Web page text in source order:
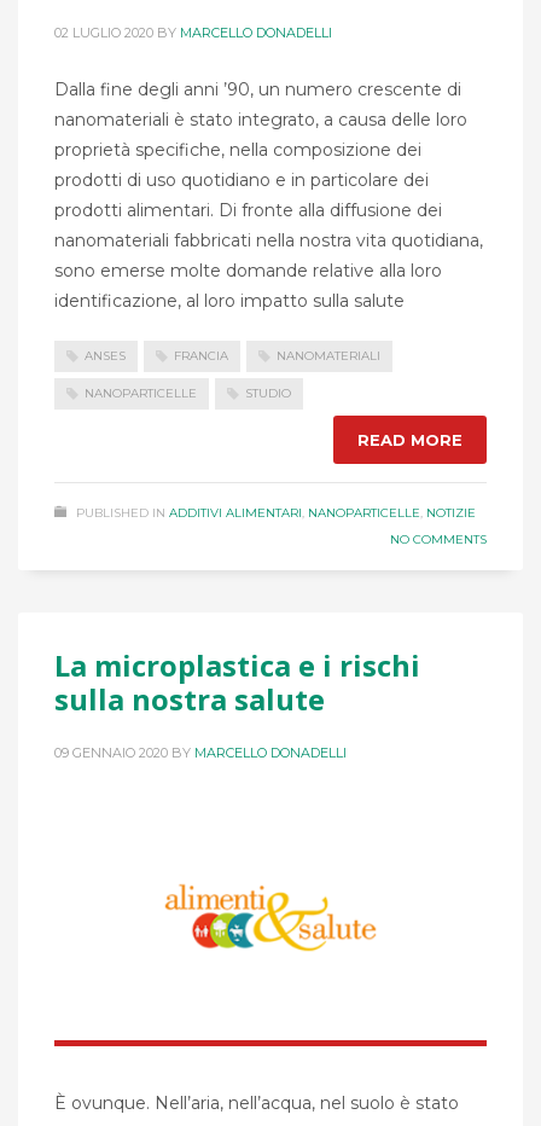
02 LUGLIO 2020 BY MARCELLO DONADELLI
Dalla fine degli anni ’90, un numero crescente di
nanomateriali è stato integrato, a causa delle loro
proprietà specifiche, nella composizione dei
prodotti di uso quotidiano e in particolare dei
prodotti alimentari. Di fronte alla diffusione dei
nanomateriali fabbricati nella nostra vita quotidiana,
sono emerse molte domande relative alla loro
identificazione, al loro impatto sulla salute
ANSES FRANCIA NANOMATERIALI
NANOPARTICELLE STUDIO
READ MORE
PUBLISHED IN ADDITIVI ALIMENTARI, NANOPARTICELLE, NOTIZIE
NO COMMENTS
La microplastica e i rischi
sulla nostra salute
09 GENNAIO 2020 BY MARCELLO DONADELLI
È ovunque. Nell’aria, nell’acqua, nel suolo è stato